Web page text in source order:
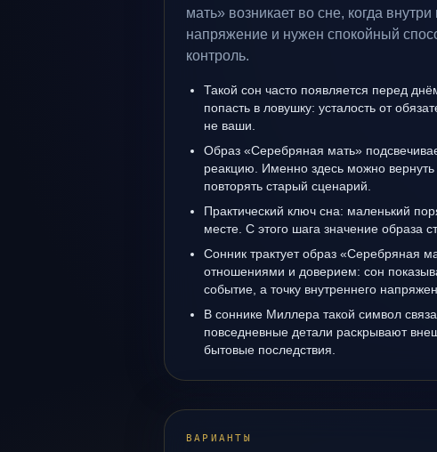
мать» возникает во сне, когда
напряжение и нужен спокойный
контроль.
Такой сон часто появляется перед
попасть в ловушку: усталость от
не ваши.
Образ «Серебряная мать»
реакцию. Именно здесь можно
повторять старый сценарий.
Практический ключ сна: маленький
месте. С этого шага значение образа
Сонник трактует образ «Серебряная
отношениями и доверием: сон
событие, а точку внутреннего
В соннике Миллера такой символ
повседневные детали раскрывают
бытовые последствия.
ВАРИАНТЫ